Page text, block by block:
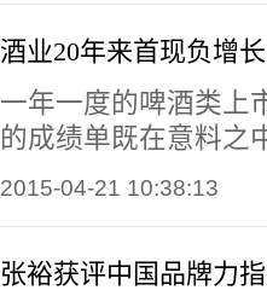
酒业20年来首现负增
一年一度的啤酒类上
的成绩单既在意料之
2015-04-21 10:38:13
张裕获评中国品牌力